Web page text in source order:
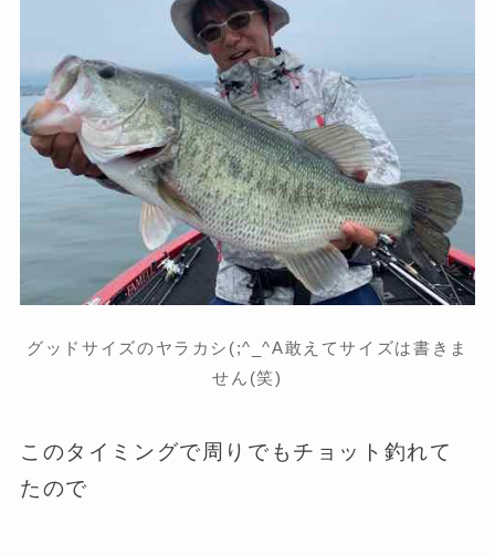
グッドサイズのヤラカシ(;^_^A敢えてサイズは書きま
せん(笑)
このタイミングで周りでもチョット釣れて
たので